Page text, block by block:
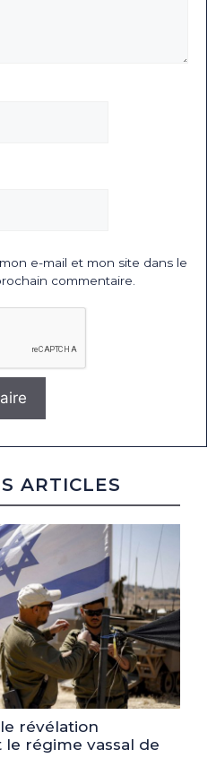
e-mail et mon site dans le
commentaire.
ARTICLES
révélation
régime vassal de